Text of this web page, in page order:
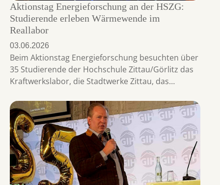
Aktionstag Energieforschung an der HSZG:
Studierende erleben Wärmewende im
Reallabor
03.06.2026
Beim Aktionstag Energieforschung besuchten über
35 Studierende der Hochschule Zittau/Görlitz das
Kraftwerkslabor, die Stadtwerke Zittau, das…